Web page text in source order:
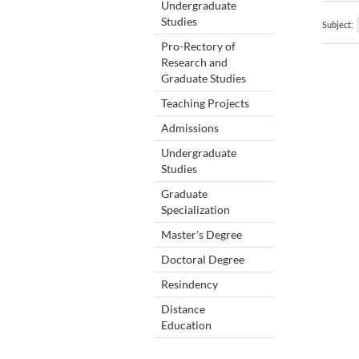
Undergraduate
Studies
Pro-Rectory of
Research and
Graduate Studies
Teaching Projects
Admissions
Undergraduate
Studies
Graduate
Specialization
Master's Degree
Doctoral Degree
Resindency
Distance
Education
Subject: